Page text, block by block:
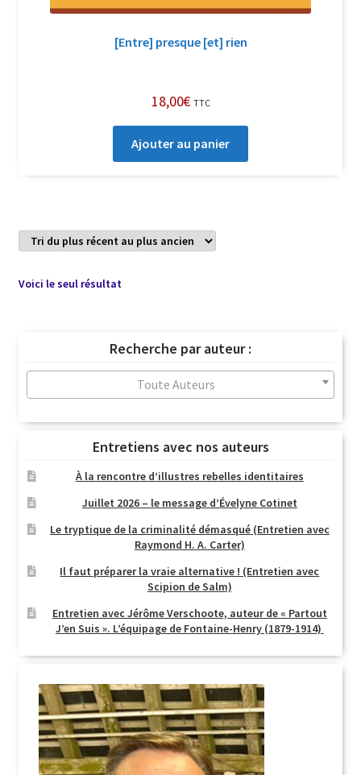
[Entre] presque [et] rien
18,00€ TTC
Ajouter au panier
Voici le seul résultat
Recherche par auteur :
Toute Auteurs
Entretiens avec nos auteurs
À la rencontre d’illustres rebelles identitaires
Juillet 2026 – le message d’Évelyne Cotinet
Le tryptique de la criminalité démasqué (Entretien avec
Raymond H. A. Carter)
Il faut préparer la vraie alternative ! (Entretien avec
Scipion de Salm)
Entretien avec Jérôme Verschoote, auteur de « Partout
J’en Suis ». L’équipage de Fontaine-Henry (1879-1914)